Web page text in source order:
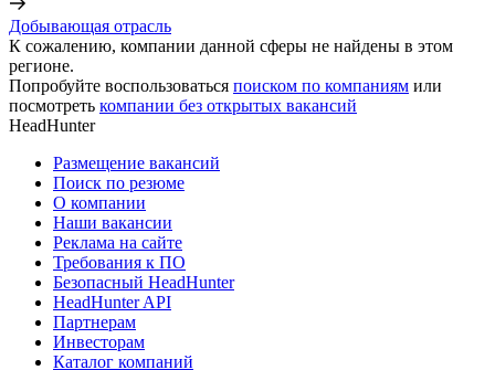
Добывающая отрасль
К сожалению, компании данной сферы не найдены в этом
регионе.
Попробуйте воспользоваться поиском по компаниям или
посмотреть компании без открытых вакансий
HeadHunter
Размещение вакансий
Поиск по резюме
О компании
Наши вакансии
Реклама на сайте
Требования к ПО
Безопасный HeadHunter
HeadHunter API
Партнерам
Инвесторам
Каталог компаний